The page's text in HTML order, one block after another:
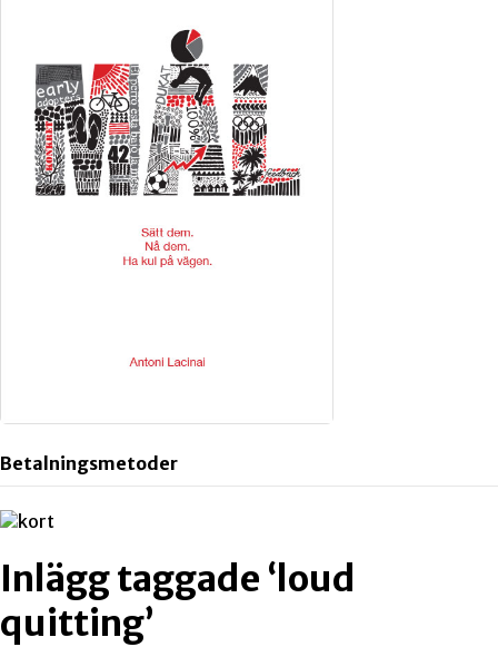
Betalningsmetoder
Inlägg taggade ‘loud
quitting’